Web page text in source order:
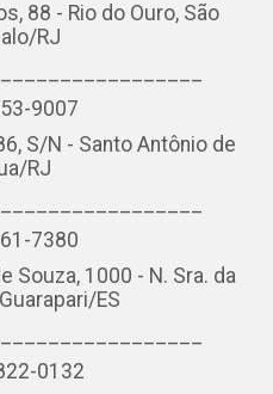
88 - Rio do Ouro, São
RJ
9007
S/N - Santo Antônio de
RJ
7380
Souza, 1000 - N. Sra. da
ES
0132